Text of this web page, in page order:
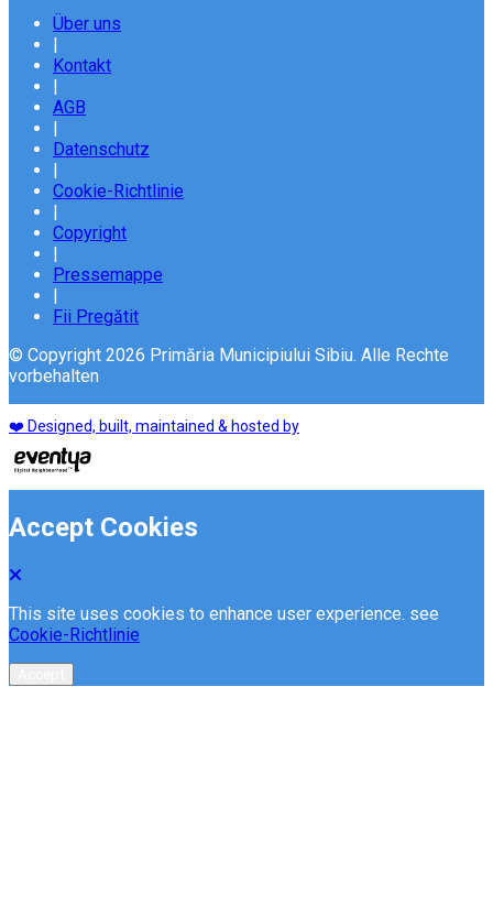
Über uns
|
Kontakt
|
AGB
|
Datenschutz
|
Cookie-Richtlinie
|
Copyright
|
Pressemappe
|
Fii Pregătit
© Copyright 2026 Primăria Municipiului Sibiu. Alle Rechte
vorbehalten
❤️ Designed, built, maintained & hosted by
Accept Cookies
This site uses cookies to enhance user experience. see
Cookie-Richtlinie